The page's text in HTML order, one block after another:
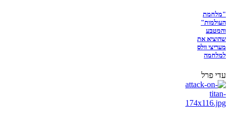
"מלחמת
העולמות"
והמטבע
שהוציא את
מעריצי וולס
למלחמה
עדי פרל